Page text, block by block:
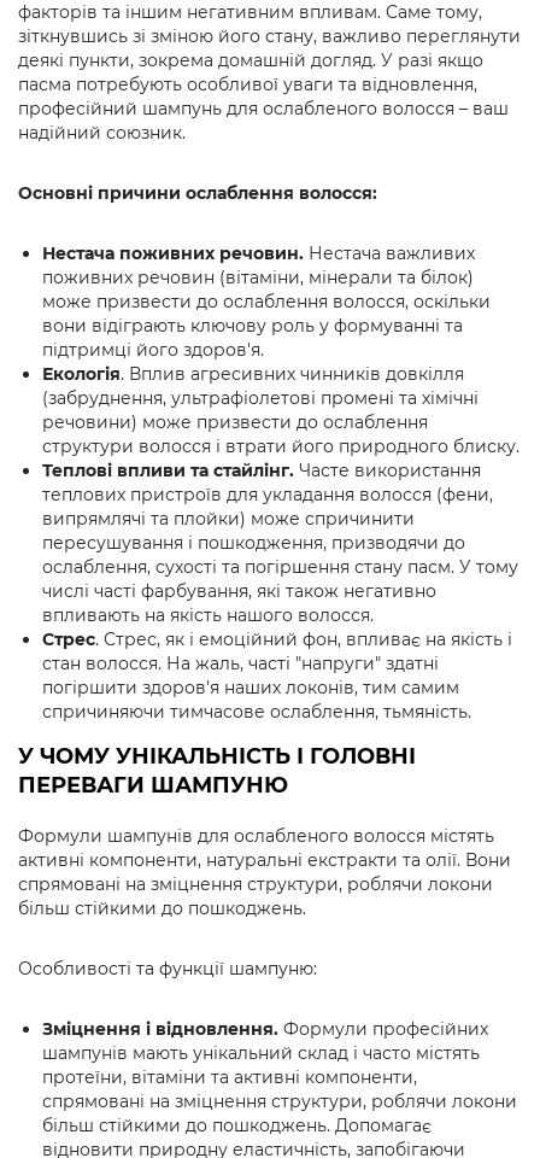
факторів та іншим негативним впливам. Саме тому,
зіткнувшись зі зміною його стану, важливо переглянути
деякі пункти, зокрема домашній догляд. У разі якщо
пасма потребують особливої уваги та відновлення,
професійний шампунь для ослабленого волосся – ваш
надійний союзник.
Основні причини ослаблення волосся:
Нестача поживних речовин. Нестача важливих
поживних речовин (вітаміни, мінерали та білок)
може призвести до ослаблення волосся, оскільки
вони відіграють ключову роль у формуванні та
підтримці його здоров'я.
Екологія. Вплив агресивних чинників довкілля
(забруднення, ультрафіолетові промені та хімічні
речовини) може призвести до ослаблення
структури волосся і втрати його природного блиску.
Теплові впливи та стайлінг. Часте використання
теплових пристроїв для укладання волосся (фени,
випрямлячі та плойки) може спричинити
пересушування і пошкодження, призводячи до
ослаблення, сухості та погіршення стану пасм. У тому
числі часті фарбування, які також негативно
впливають на якість нашого волосся.
Стрес. Стрес, як і емоційний фон, впливає на якість і
стан волосся. На жаль, часті "напруги" здатні
погіршити здоров'я наших локонів, тим самим
спричиняючи тимчасове ослаблення, тьмяність.
У ЧОМУ УНІКАЛЬНІСТЬ І ГОЛОВНІ
ПЕРЕВАГИ ШАМПУНЮ
Формули шампунів для ослабленого волосся містять
активні компоненти, натуральні екстракти та олії. Вони
спрямовані на зміцнення структури, роблячи локони
більш стійкими до пошкоджень.
Особливості та функції шампуню:
Зміцнення і відновлення. Формули професійних
шампунів мають унікальний склад і часто містять
протеїни, вітаміни та активні компоненти,
спрямовані на зміцнення структури, роблячи локони
більш стійкими до пошкоджень. Допомагає
відновити природну еластичність, запобігаючи